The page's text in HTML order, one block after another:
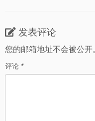
发表评论
您的邮箱地址不会被公开。
评论 *